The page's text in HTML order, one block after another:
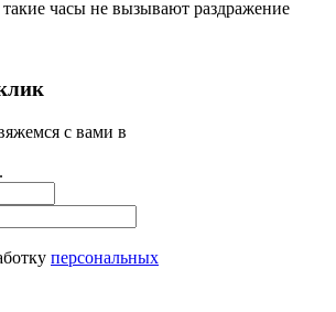
часы не вызывают раздражение
с вами в
персональныx